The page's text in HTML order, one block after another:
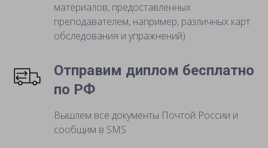
материалов, предоставленных
преподавателем, например, различных карт
обследования и упражнений)
Отправим диплом бесплатно
по РФ
Вышлем все документы Почтой России и
сообщим в SMS